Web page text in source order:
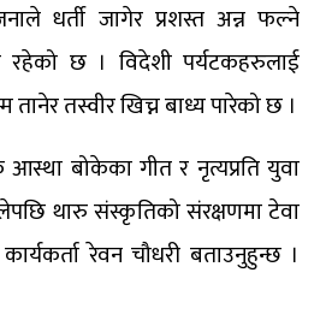
धर्ती जागेर प्रशस्त अन्न फल्ने
रहेको छ । विदेशी पर्यटकहरुलाई
तस्वीर खिच्न बाध्य पारेको छ ।
आस्था बोकेका गीत र नृत्यप्रति युवा
थारु संस्कृतिको संरक्षणमा टेवा
रेवन चौधरी बताउनुहुन्छ ।